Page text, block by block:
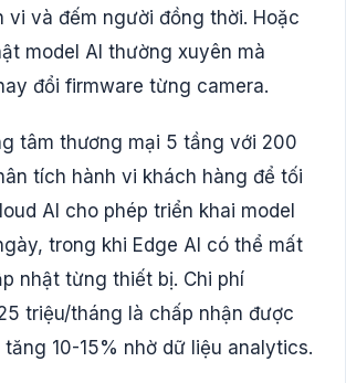
vi và đếm người đồng thời. Hoặc
model AI thường xuyên mà
đổi firmware từng camera.
tâm thương mại 5 tầng với 200
tích hành vi khách hàng để tối
AI cho phép triển khai model
trong khi Edge AI có thể mất
nhật từng thiết bị. Chi phí
triệu/tháng là chấp nhận được
10-15% nhờ dữ liệu analytics.